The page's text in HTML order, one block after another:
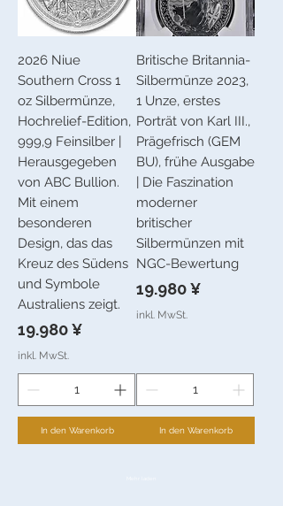
2026 Niue
Southern Cross 1
oz Silbermünze,
Hochrelief-Edition,
999,9 Feinsilber |
Herausgegeben
von ABC Bullion.
Mit einem
besonderen
Design, das das
Kreuz des Südens
und Symbole
Australiens zeigt.
Preis
19.980 ¥
inkl. MwSt.
In den Warenkorb
Britische Britannia-
Silbermünze 2023,
1 Unze, erstes
Porträt von Karl III.,
Prägefrisch (GEM
BU), frühe Ausgabe
| Die Faszination
moderner
britischer
Silbermünzen mit
NGC-Bewertung
Preis
19.980 ¥
inkl. MwSt.
In den Warenkorb